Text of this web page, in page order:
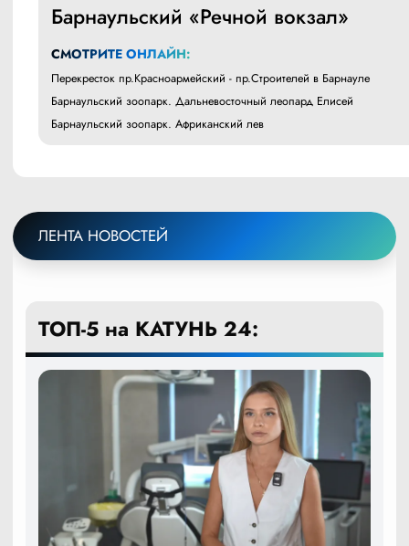
Барнаульский «Речной вокзал»
СМОТРИТЕ ОНЛАЙН:
Перекресток пр.Красноармейский - пр.Строителей в Барнауле
Барнаульский зоопарк. Дальневосточный леопард Елисей
Барнаульский зоопарк. Африканский лев
ЛЕНТА НОВОСТЕЙ
ТОП-5 на КАТУНЬ 24: